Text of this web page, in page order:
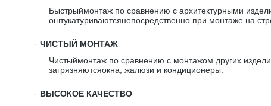
Быстрыймонтаж по сравнению с архитектурными
оштукатуриваютсянепосредственно при монтаже на
· ЧИСТЫЙ МОНТАЖ
Чистыймонтаж по сравнению с монтажом других
загрязняютсяокна, жалюзи и кондиционеры.
· ВЫСОКОЕ КАЧЕСТВО